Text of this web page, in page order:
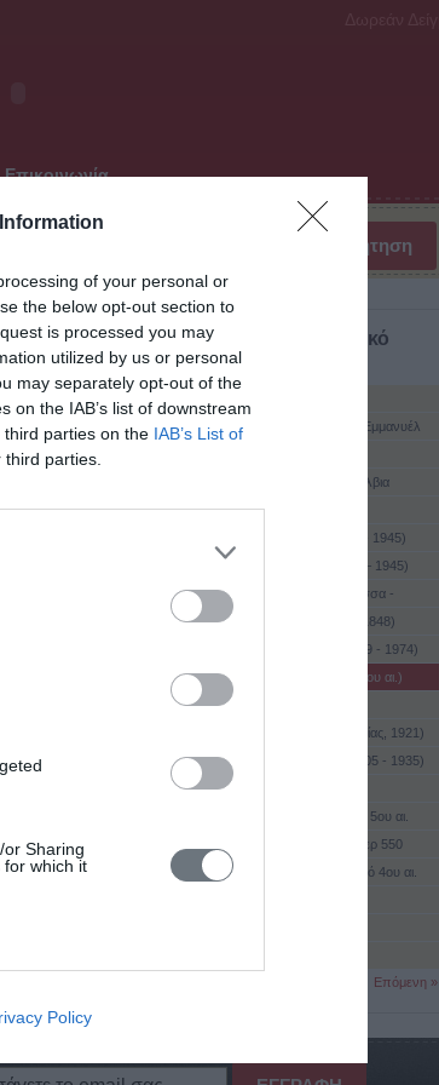
of your personal or
the below opt-out section to
is processed you may
utilized by us or personal
may separately opt-out of the
on the IAB’s list of downstream
parties on the IAB’s List of
third parties.
Sharing
which it
Policy
Επικοινωνία
Παγκόσμιο Βιογραφικό Λεξικό
Αστιέ ντε λα Βιζερί (Astier de la Vigerie), Εμμανυέλ
Άστον - Ουώρνερ (Ashton - Warner), Σύλβια
Άστον (Ashton), Φρέντερικ (1904 - 1988)
Άστον (Aston), Φράνσις Ουίλλιαμ (1877 - 1945)
Άστον (Aston), Φράνσις Ουίλλιαμ (1877 – 1945)
Άστορ (Astor), Νάνσυ Ουίτσερ, υποκόμισσα -
(1879 - 1964)
Άστορ (Astor), Τζων Τζαίηκομπ (1763 - 1848)
Αστούριας (Asturias). Μιγκέλ ?νχελ (1899 - 1974)
Αστραπάς, Μιχαήλ (τέλη 13ου - αρχές 14ου αι.)
Αστραπόγιαννος (β' μισό 18ου αι)
Αστρεινίδης, Νίκος ('Ακκερμαν Βεσσαραβίας, 1921)
Αστρίντ (Astrid) (Σοφί - Λουίζ - Τυρά) (1905 - 1935)
Αστρύκ (Astruc), Αλεξάντρ (1923)
Άστυ(λ)λος ή Αστύλος (τέλη 6ου - α' μισό 5ου αι.
Αστυάγης (ή Αστυίγας ή Ασπάδας) ( ; - περ 550
Αστυάναξ ή Αστυδάμας ο Μιλήσιος (α' μισό 4ου αι.
Επόμενη »